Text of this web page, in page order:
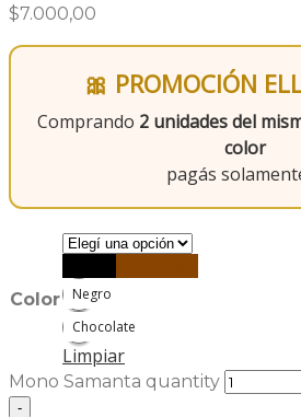
$7.000,00
🎀 PROMOCIÓN
Comprando 2 unidades del
color
pagás
Color
Negro
Chocolate
Limpiar
Mono Samanta quantity